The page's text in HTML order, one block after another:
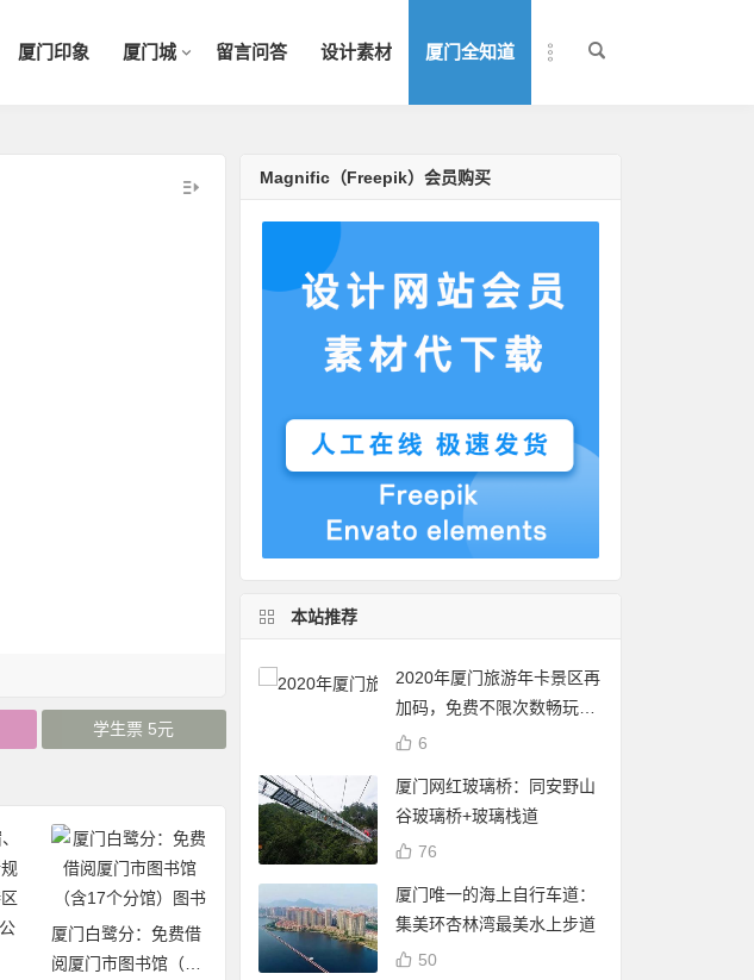
厦门印象 厦门城 留言问答 设计素材 厦门全知道
学生票 5元
厦门白鹭分：免费借
阅厦门市图书馆（含
谢霆锋 潘玮柏现身厦
厦门白鹭分查询：可
享免费停车、借书、
Magnific（Freepik）会员购买
本站推荐
2020年厦门旅游年卡景区再
加码，免费不限次数畅玩24
个景点
6
厦门网红玻璃桥：同安野山
谷玻璃桥+玻璃栈道
76
厦门唯一的海上自行车道：
集美环杏林湾最美水上步道
50